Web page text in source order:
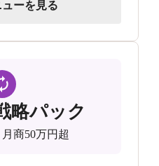
ーを見る
略パック
月商50万円超